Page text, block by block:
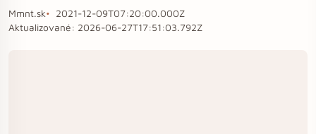
Mmnt.sk
2021-12-09T07:20:00.000Z
Aktualizované: 2026-06-27T17:51:03.792Z